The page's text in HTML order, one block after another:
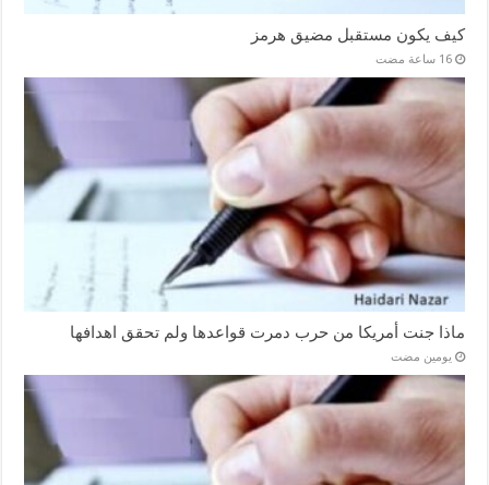
كيف يكون مستقبل مضيق هرمز
‏16 ساعة مضت
ماذا جنت أمريكا من حرب دمرت قواعدها ولم تحقق اهدافها
‏يومين مضت